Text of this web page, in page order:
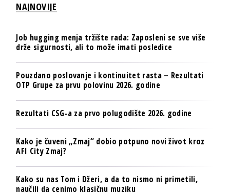
NAJNOVIJE
Job hugging menja tržište rada: Zaposleni se sve više
drže sigurnosti, ali to može imati posledice
Pouzdano poslovanje i kontinuitet rasta – Rezultati
OTP Grupe za prvu polovinu 2026. godine
Rezultati CSG-a za prvo polugodište 2026. godine
Kako je čuveni „Zmaj“ dobio potpuno novi život kroz
AFI City Zmaj?
Kako su nas Tom i Džeri, a da to nismo ni primetili,
naučili da cenimo klasičnu muziku